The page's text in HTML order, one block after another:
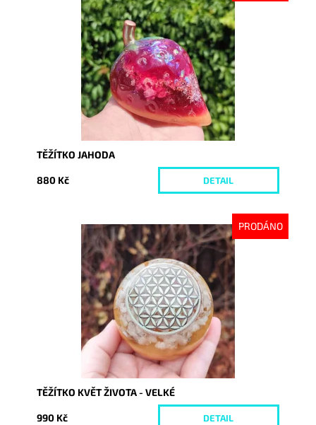
Dostupnost:
Vyprodáno
7059
TĚŽÍTKO JAHODA
880 Kč DETAIL
PRODÁNO
Dostupnost:
Vyprodáno
9270
TĚŽÍTKO KVĚT ŽIVOTA - VELKÉ
990 Kč DETAIL